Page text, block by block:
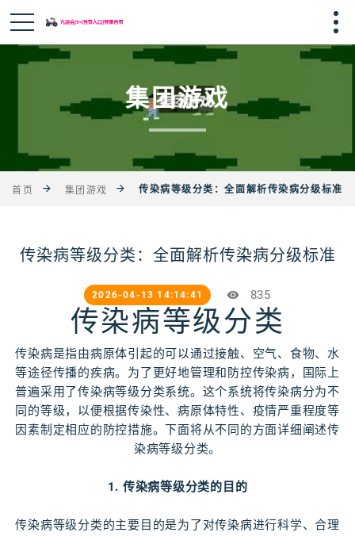
集团游戏
首页 集团游戏 传染病等级分类：全面解析传染病分级标准
传染病等级分类：全面解析传染病分级标准
2026-04-13 14:14:41 835
传染病等级分类
传染病是指由病原体引起的可以通过接触、空气、食物、水
等途径传播的疾病。为了更好地管理和防控传染病，国际上
普遍采用了传染病等级分类系统。这个系统将传染病分为不
同的等级，以便根据传染性、病原体特性、疫情严重程度等
因素制定相应的防控措施。下面将从不同的方面详细阐述传
染病等级分类。
1. 传染病等级分类的目的
传染病等级分类的主要目的是为了对传染病进行科学、合理